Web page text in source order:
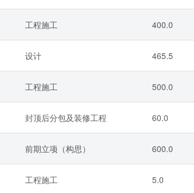
工程施工 400.0
设计 465.5
工程施工 500.0
封顶后分包及装修工程 60.0
前期立项（构思） 600.0
工程施工 5.0